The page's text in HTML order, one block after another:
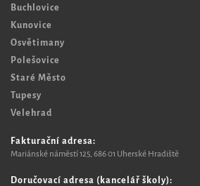
Buchlovice
Kunovice
Osvětimany
Polešovice
Staré Město
Tupesy
Velehrad
Fakturační adresa:
Mariánské náměstí 125, 686 01 Uherské Hradiště
Doručovací adresa (kancelář školy):